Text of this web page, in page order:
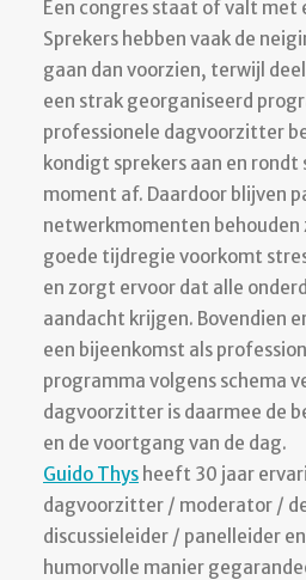
Een congres staat of valt met
Sprekers hebben vaak de
gaan dan voorzien, terwijl
een strak georganiseerd
professionele dagvoorzitter
kondigt sprekers aan en rondt
moment af. Daardoor blijven
netwerkmomenten behouden
goede tijdregie voorkomt
en zorgt ervoor dat alle
aandacht krijgen. Bovendien
een bijeenkomst als
programma volgens schema
dagvoorzitter is daarmee de
en de voortgang van de dag.
Guido Thys heeft 30 jaar
dagvoorzitter / moderator /
discussieleider / panelleider
humorvolle manier